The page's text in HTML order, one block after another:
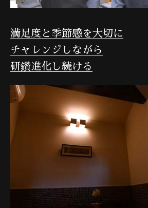
満足度と季節感を大切に
チャレンジしながら
研鑽進化し続ける